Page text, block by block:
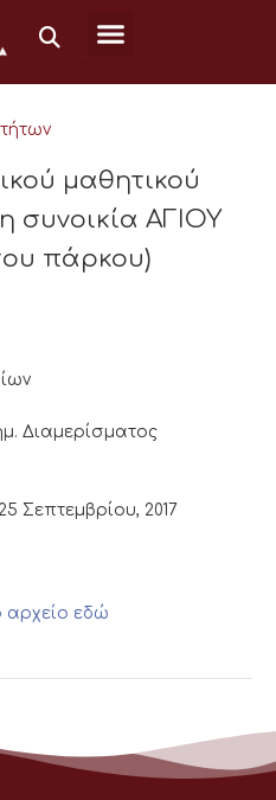
μαθητικού
συνοικία ΑΓΙΟΥ
πάρκου)
Διαμερίσματος
25 Σεπτεμβρίου, 2017
αρχείο εδώ